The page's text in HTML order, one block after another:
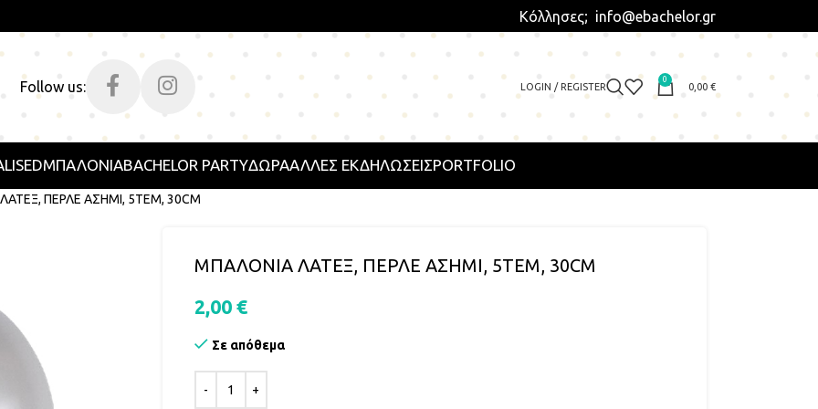
Κόλλησες; info@ebachelor.gr
Follow us: LOGIN / REGISTER
0
0,00 €
ΜΠΑΛΟΝΙΑBACHELOR PARTYΔΩΡΑΑΛΛΕΣ ΕΚΔΗΛΩΣΕΙΣPORTFOLIO
ΠΕΡΛΕ ΑΣΗΜΙ, 5ΤΕΜ, 30CM
ΜΠΑΛΟΝΙΑ ΛΑΤΕΞ, ΠΕΡΛΕ ΑΣΗΜΙ, 5ΤΕΜ, 30CM
2,00 €
Σε απόθεμα